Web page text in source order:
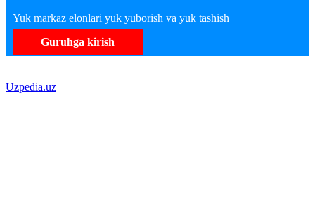
Yuk markaz elonlari yuk yuborish va yuk tashish
Guruhga kirish
Uzpedia.uz